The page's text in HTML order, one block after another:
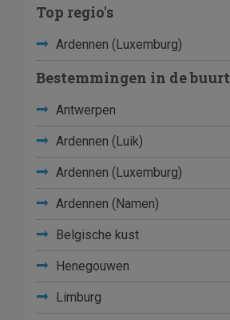
Top regio's
Ardennen (Luxemburg)
Bestemmingen in de buurt
Antwerpen
Ardennen (Luik)
Ardennen (Luxemburg)
Ardennen (Namen)
Belgische kust
Henegouwen
Limburg